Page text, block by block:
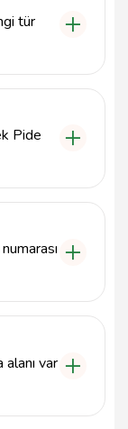
tür
yer
Pide
var